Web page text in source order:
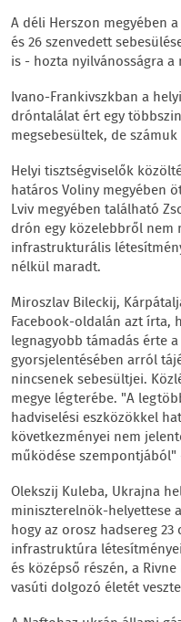
A déli Herszon megyében
és 26 szenvedett
is - hozta nyilvánosságra a
Ivano-Frankivszkban a
dróntalálat ért egy
megsebesültek, de
Helyi tisztségviselők
határos Voliny megyében
Lviv megyében található
drón egy közelebbről nem
infrastrukturális
nélkül maradt.
Miroszlav Bileckij,
Facebook-oldalán azt írta,
legnagyobb támadás érte
gyorsjelentésében arról
nincsenek sebesültjei.
megye légterébe. "A
hadviselési eszközökkel
következményei nem
működése szempontjából"
Olekszij Kuleba, Ukrajna
miniszterelnök-helyettese
hogy az orosz hadsereg
infrastruktúra
és középső részén, a
vasúti dolgozó életét